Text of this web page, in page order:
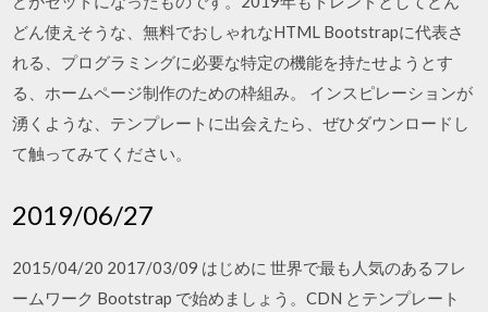
どん使えそうな、無料でおしゃれなHTML Bootstrapに代表さ
れる、プログラミングに必要な特定の機能を持たせようとす
る、ホームページ制作のための枠組み。 インスピレーションが
湧くような、テンプレートに出会えたら、ぜひダウンロードし
て触ってみてください。
2019/06/27
2015/04/20 2017/03/09 はじめに 世界で最も人気のあるフレ
ームワーク Bootstrap で始めましょう。CDN とテンプレート